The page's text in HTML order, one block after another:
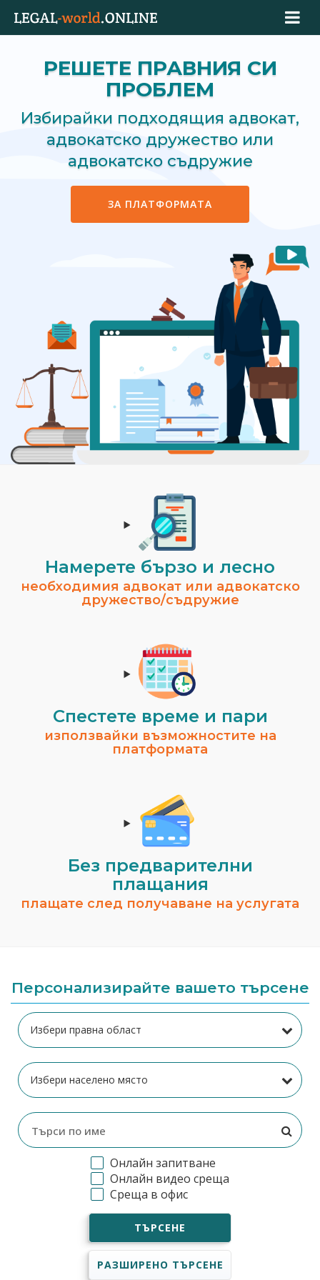
РЕШЕТЕ ПРАВНИЯ СИ
ПРОБЛЕМ
Избирайки подходящия адвокат,
адвокатско дружество или
адвокатско съдружие
ЗА ПЛАТФОРМАТА
Намерете бързо и лесно
необходимия адвокат или адвокатско
дружество/съдружие
Спестeте време и пари
използвайки възможностите на
платформата
Без предварителни
плащания
плащате след получаване на услугата
Персонализирайте вашето търсене
Онлайн запитване
Онлайн видео среща
Среща в офис
ТЪРСЕНЕ
РАЗШИРЕНО ТЪРСЕНЕ